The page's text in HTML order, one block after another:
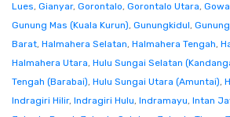
Lues, Gianyar, Gorontalo, Gorontalo Utara, Gowa
Gunung Mas (Kuala Kurun), Gunungkidul,
Barat, Halmahera Selatan, Halmahera Tengah,
Halmahera Utara, Hulu Sungai Selatan
Tengah (Barabai), Hulu Sungai Utara (Amuntai),
Indragiri Hilir, Indragiri Hulu, Indramayu, Intan